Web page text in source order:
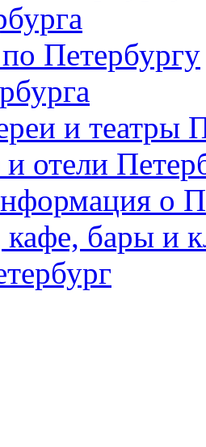
Петербургу
и театры
отели
о
кафе, бары и